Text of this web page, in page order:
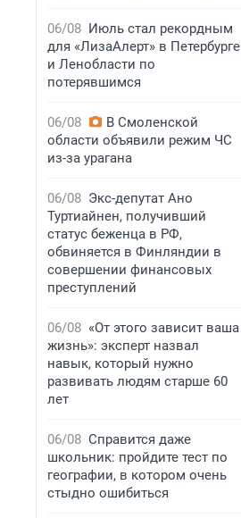
06/08 Июль стал рекордным
для «ЛизаАлерт» в Петербурге
и Ленобласти по
потерявшимся
06/08
В Смоленской
области объявили режим ЧС
из-за урагана
06/08 Экс-депутат Ано
Туртиайнен, получивший
статус беженца в РФ,
обвиняется в Финляндии в
совершении финансовых
преступлений
06/08 «От этого зависит ваша
жизнь»: эксперт назвал
навык, который нужно
развивать людям старше 60
лет
06/08 Справится даже
школьник: пройдите тест по
географии, в котором очень
стыдно ошибиться